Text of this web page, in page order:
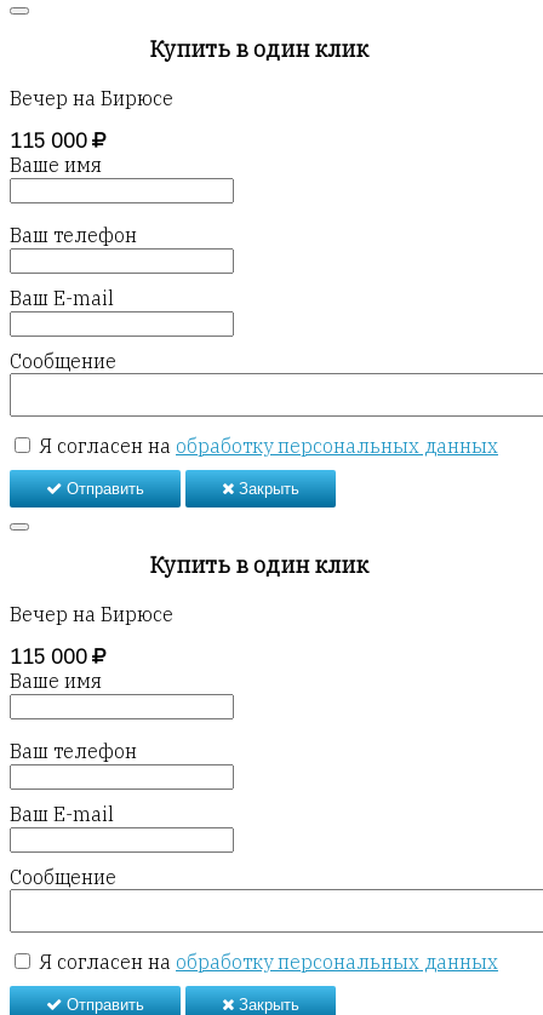
Купить в один клик
Вечер на Бирюсе
115 000
Ваше имя
Ваш телефон
Ваш E-mail
Сообщение
Я согласен на обработку персональных данных
Отправить Закрыть
Купить в один клик
Вечер на Бирюсе
115 000
Ваше имя
Ваш телефон
Ваш E-mail
Сообщение
Я согласен на обработку персональных данных
Отправить Закрыть